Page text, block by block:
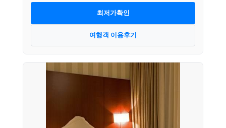
최저가확인
여행객 이용후기